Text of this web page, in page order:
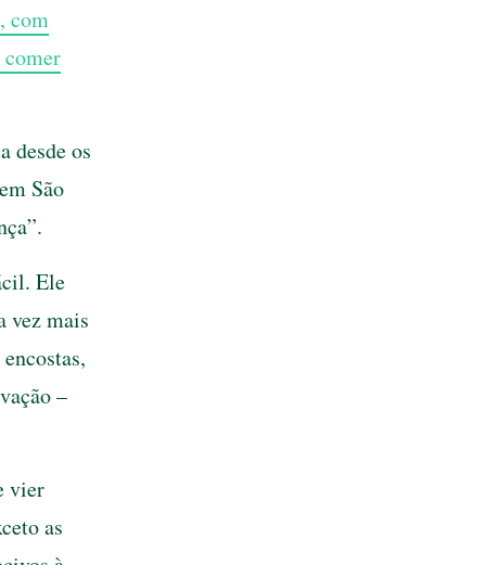
com
comer
desde os
São
Ele
vez mais
–
vier
as